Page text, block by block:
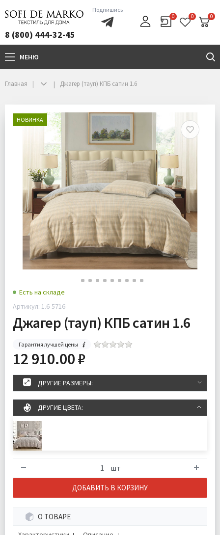
8 (800) 444-32-45
Подпишись
0 0 0
МЕНЮ
Главная Джагер (тауп) КПБ сатин 1.6
НОВИНКА
Есть на складе
Артикул: 1.6-5716
Джагер (тауп) КПБ сатин 1.6
Гарантия лучшей цены
12 910.00 ₽
ДРУГИЕ РАЗМЕРЫ:
ДРУГИЕ ЦВЕТА:
шт
ДОБАВИТЬ В КОРЗИНУ
О ТОВАРЕ